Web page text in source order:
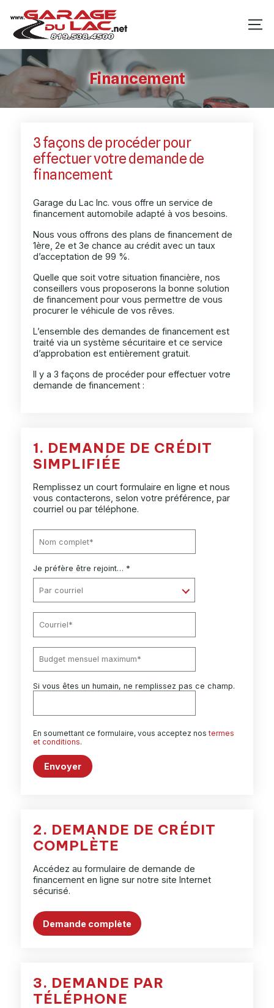
Financement
3 façons de procéder pour
effectuer votre demande de
financement
Garage du Lac Inc. vous offre un service de
financement automobile adapté à vos besoins.
Nous vous offrons des plans de financement de
1ère, 2e et 3e chance au crédit avec un taux
d’acceptation de 99 %.
Quelle que soit votre situation financière, nos
conseillers vous proposerons la bonne solution
de financement pour vous permettre de vous
procurer le véhicule de vos rêves.
L’ensemble des demandes de financement est
traité via un système sécuritaire et ce service
d’approbation est entièrement gratuit.
Il y a 3 façons de procéder pour effectuer votre
demande de financement :
1. DEMANDE DE CRÉDIT
SIMPLIFIÉE
Remplissez un court formulaire en ligne et nous
vous contacterons, selon votre préférence, par
courriel ou par téléphone.
Je préfère être rejoint… *
Si vous êtes un humain, ne remplissez pas ce champ.
En soumettant ce formulaire, vous acceptez nostermes
et conditions.
Envoyer
2. DEMANDE DE CRÉDIT
COMPLÈTE
Accédez au formulaire de demande de
financement en ligne sur notre site Internet
sécurisé.
Demande complète
3. DEMANDE PAR
TÉLÉPHONE